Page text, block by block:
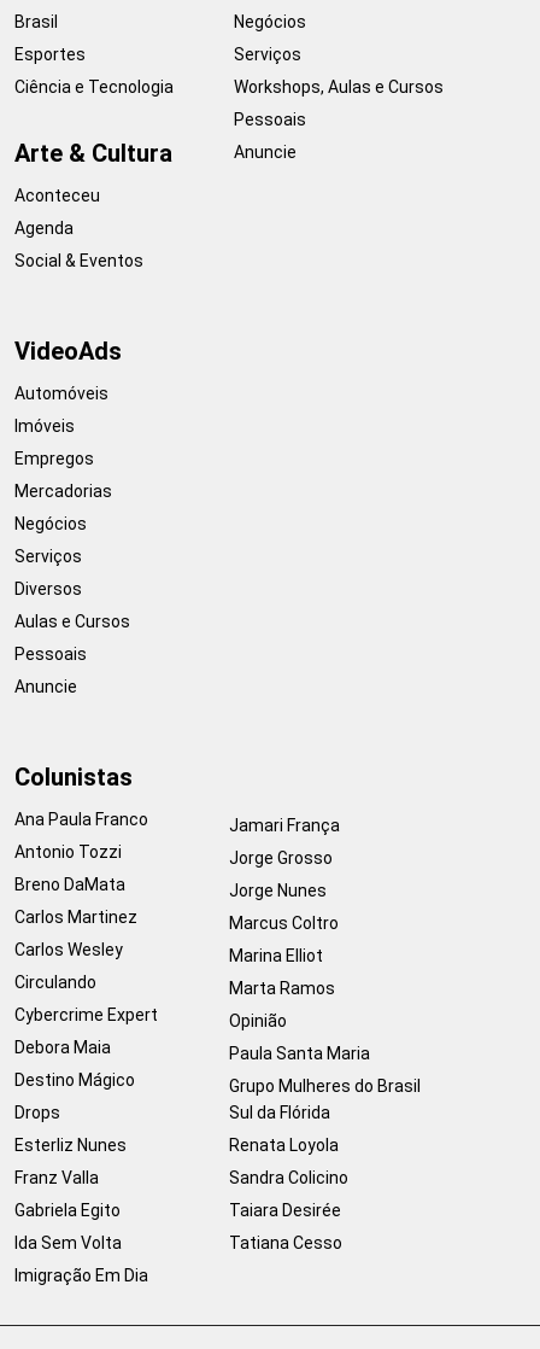
Brasil
Esportes
Ciência e Tecnologia
Arte & Cultura
Aconteceu
Agenda
Social & Eventos
Negócios
Serviços
Workshops, Aulas e Cursos
Pessoais
Anuncie
VideoAds
Automóveis
Imóveis
Empregos
Mercadorias
Negócios
Serviços
Diversos
Aulas e Cursos
Pessoais
Anuncie
Colunistas
Ana Paula Franco
Antonio Tozzi
Breno DaMata
Carlos Martinez
Carlos Wesley
Circulando
Cybercrime Expert
Debora Maia
Destino Mágico
Drops
Esterliz Nunes
Franz Valla
Gabriela Egito
Ida Sem Volta
Imigração Em Dia
Jamari França
Jorge Grosso
Jorge Nunes
Marcus Coltro
Marina Elliot
Marta Ramos
Opinião
Paula Santa Maria
Grupo Mulheres do Brasil
Sul da Flórida
Renata Loyola
Sandra Colicino
Taiara Desirée
Tatiana Cesso